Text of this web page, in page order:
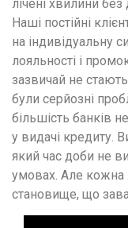
лічені хвилини
Наші постійні
на індивідуальну
лояльності і
зазвичай не
були серйозні
більшість банків
у видачі кредиту.
який час доби не
умовах. Але кожна
становище, що